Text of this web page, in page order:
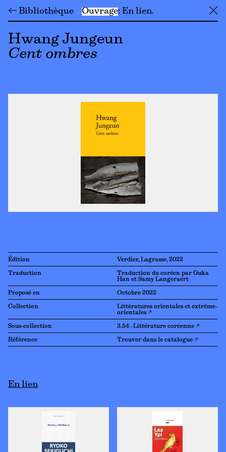
← Bibliothèque Ouvrage En lien ╳
Hwang Jungeun
Cent ombres
Édition Verdier, Lagrasse, 2022
Traduction
Traduction du coréen par Guka
Han et Samy Langeraert
Proposé en Octobre 2022
Collection
Littératures orientales et extrême-
orientales ↗
Sous-collection 3.54 - Littérature coréenne ↗
Référence Trouver dans le catalogue ↗
En lien